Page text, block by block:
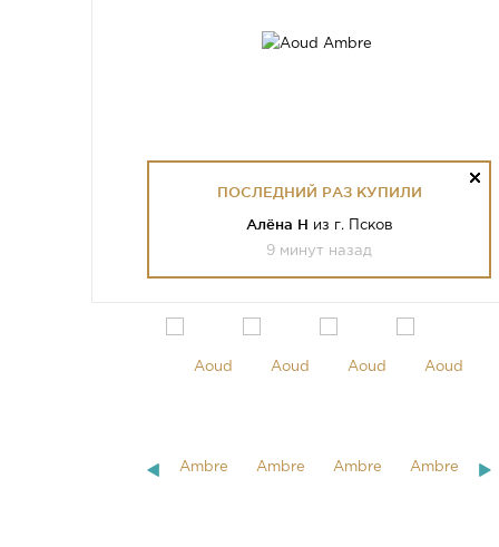
ПОСЛЕДНИЙ РАЗ КУПИЛИ
Алёна Н из г. Псков
9 минут назад